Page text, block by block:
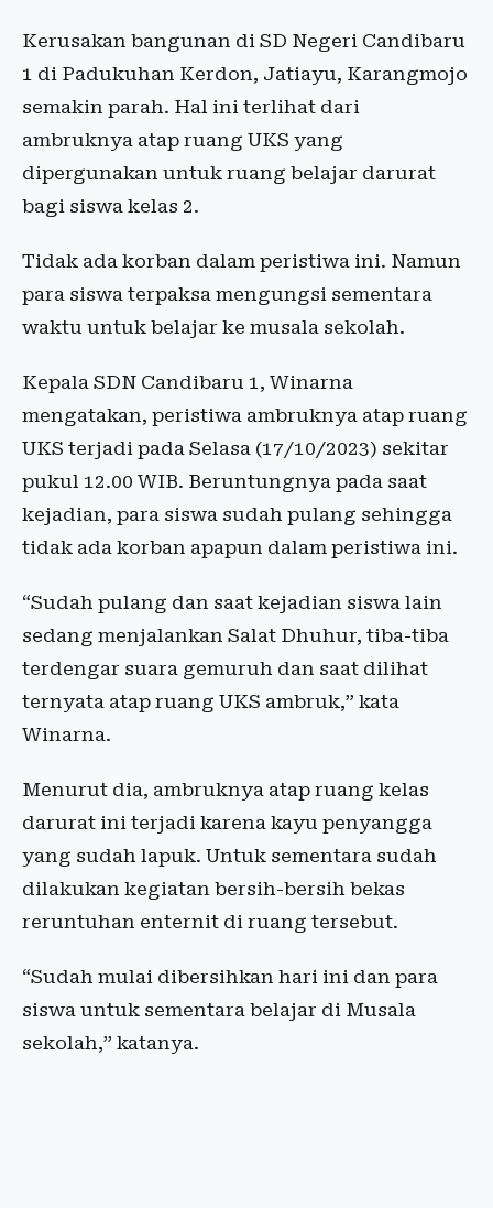
Kerusakan bangunan di SD Negeri Candibaru
1 di Padukuhan Kerdon, Jatiayu, Karangmojo
semakin parah. Hal ini terlihat dari
ambruknya atap ruang UKS yang
dipergunakan untuk ruang belajar darurat
bagi siswa kelas 2.
Tidak ada korban dalam peristiwa ini. Namun
para siswa terpaksa mengungsi sementara
waktu untuk belajar ke musala sekolah.
Kepala SDN Candibaru 1, Winarna
mengatakan, peristiwa ambruknya atap ruang
UKS terjadi pada Selasa (17/10/2023) sekitar
pukul 12.00 WIB. Beruntungnya pada saat
kejadian, para siswa sudah pulang sehingga
tidak ada korban apapun dalam peristiwa ini.
“Sudah pulang dan saat kejadian siswa lain
sedang menjalankan Salat Dhuhur, tiba-tiba
terdengar suara gemuruh dan saat dilihat
ternyata atap ruang UKS ambruk,” kata
Winarna.
Menurut dia, ambruknya atap ruang kelas
darurat ini terjadi karena kayu penyangga
yang sudah lapuk. Untuk sementara sudah
dilakukan kegiatan bersih-bersih bekas
reruntuhan enternit di ruang tersebut.
“Sudah mulai dibersihkan hari ini dan para
siswa untuk sementara belajar di Musala
sekolah,” katanya.